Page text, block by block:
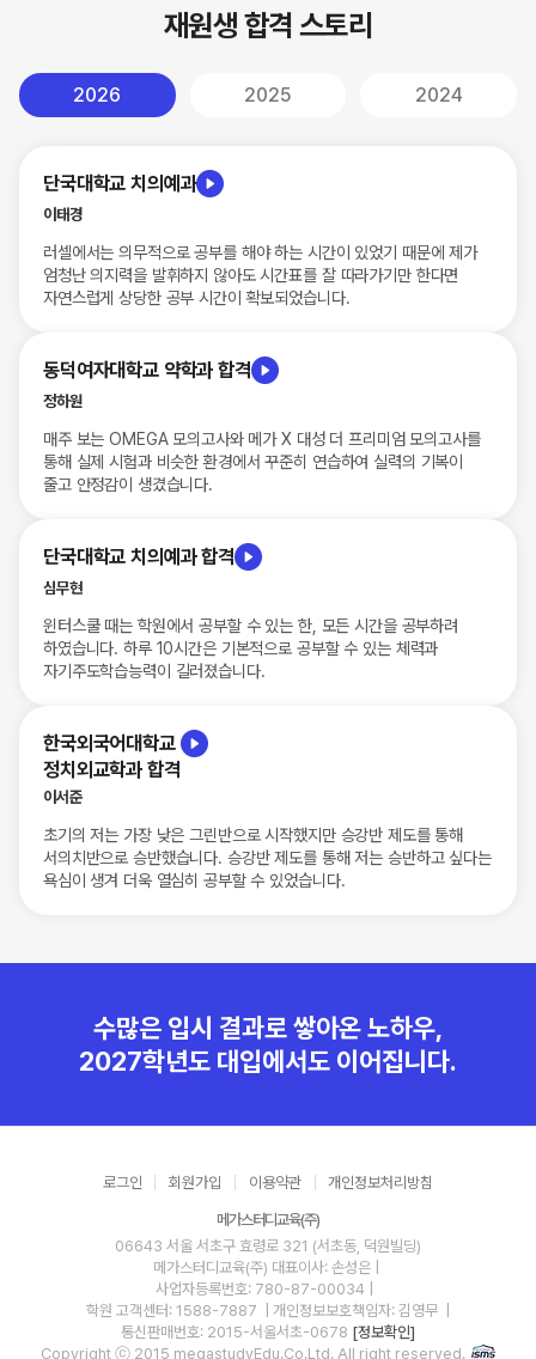
치의예과
단국대(천안)
세명대
세명대 한의예과 ***
세명대
동덕여대
충남대 약학과
***
충북대 약학과
대구가톨릭대
충북대 제약학과
충남대 수의예과 ***
첨단융합학부
간호학과
연세대(서울) 경영학과 ***
재원생 합격 스토리
2026 2025 2024
단국대학교 치의예과
이태경
러셀에서는 의무적으로 공부를 해야 하는 시간이 있었기 때문에 제가
엄청난 의지력을 발휘하지 않아도 시간표를 잘 따라가기만 한다면
자연스럽게 상당한 공부 시간이 확보되었습니다.
동덕여자대학교 약학과 합격
정하원
매주 보는 OMEGA 모의고사와 메가 X 대성 더 프리미엄 모의고사를
통해 실제 시험과 비슷한 환경에서 꾸준히 연습하여 실력의 기복이
줄고 안정감이 생겼습니다.
단국대학교 치의예과 합격
심무현
윈터스쿨 때는 학원에서 공부할 수 있는 한, 모든 시간을 공부하려
하였습니다. 하루 10시간은 기본적으로 공부할 수 있는 체력과
자기주도학습능력이 길러졌습니다.
한국외국어대학교
정치외교학과 합격
이서준
초기의 저는 가장 낮은 그린반으로 시작했지만 승강반 제도를 통해
서의치반으로 승반했습니다. 승강반 제도를 통해 저는 승반하고 싶다는
욕심이 생겨 더욱 열심히 공부할 수 있었습니다.
수많은 입시 결과로 쌓아온 노하우,
2027학년도 대입에서도 이어집니다.
로그인 회원가입 이용약관 개인정보처리방침
메가스터디교육(주)
06643 서울 서초구 효령로 321 (서초동, 덕원빌딩)
메가스터디교육(주) 대표이사: 손성은 |
사업자등록번호: 780-87-00034
학원 고객센터: 1588-7887
| 개인정보보호책임자: 김영무
통신판매번호: 2015-서울서초-0678 [정보확인]
Copyright ⓒ 2015 megastudyEdu.Co.Ltd. All right reserved.